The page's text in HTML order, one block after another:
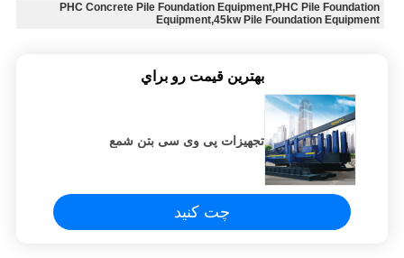
PHC Concrete Pile Foundation Equipment,PHC Pile Foundation
Equipment,45kw Pile Foundation Equipment
بهترين قيمت رو براي
تجهیزات پی وی سی بتن شمع
چت کنید